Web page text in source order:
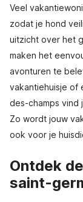
Veel
zodat je hond
uitzicht over het
maken het
avonturen te
vakantiehuisje of
des-champs vind
Zo wordt jouw
ook voor je
Ontdek
saint-